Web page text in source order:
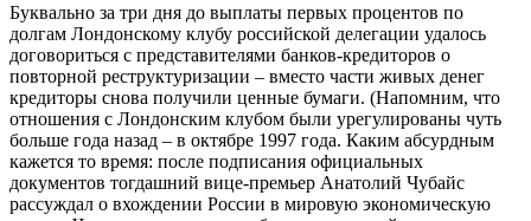
Буквально за три дня до выплаты первых процентов по
долгам Лондонскому клубу российской делегации удалось
договориться с представителями банков-кредиторов о
повторной реструктуризации – вместо части живых денег
кредиторы снова получили ценные бумаги. (Напомним, что
отношения с Лондонским клубом были урегулированы чуть
больше года назад – в октябре 1997 года. Каким абсурдным
кажется то время: после подписания официальных
документов тогдашний вице-премьер Анатолий Чубайс
рассуждал о вхождении России в мировую экономическую